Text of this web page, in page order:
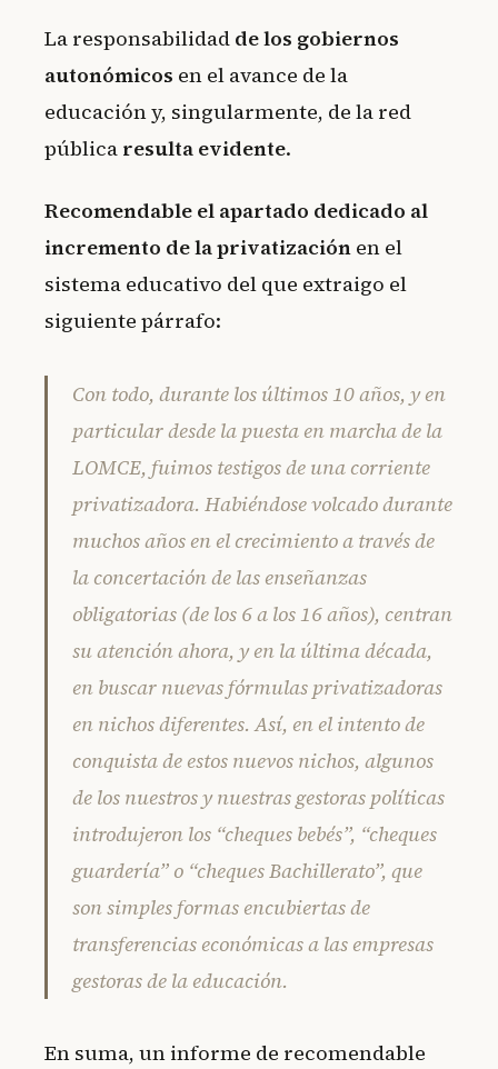
La responsabilidad de los gobiernos
autonómicos en el avance de la
educación y, singularmente, de la red
pública resulta evidente.
Recomendable el apartado dedicado al
incremento de la privatización en el
sistema educativo del que extraigo el
siguiente párrafo:
Con todo, durante los últimos 10 años, y en
particular desde la puesta en marcha de la
LOMCE, fuimos testigos de una corriente
privatizadora. Habiéndose volcado durante
muchos años en el crecimiento a través de
la concertación de las enseñanzas
obligatorias (de los 6 a los 16 años), centran
su atención ahora, y en la última década,
en buscar nuevas fórmulas privatizadoras
en nichos diferentes. Así, en el intento de
conquista de estos nuevos nichos, algunos
de los nuestros y nuestras gestoras políticas
introdujeron los “cheques bebés”, “cheques
guardería” o “cheques Bachillerato”, que
son simples formas encubiertas de
transferencias económicas a las empresas
gestoras de la educación.
En suma, un informe de recomendable